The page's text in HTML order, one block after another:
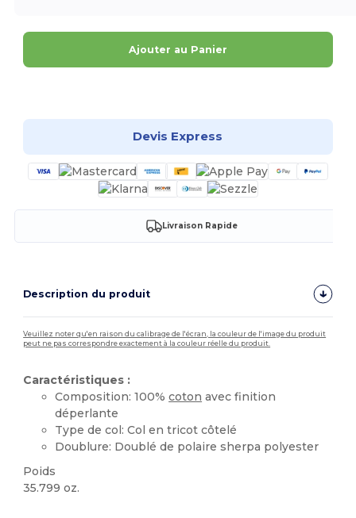
Ajouter au Panier
Devis Express
Livraison Rapide
Description du produit
Veuillez noter qu'en raison du calibrage de l'écran, la couleur de l'image du produit
peut ne pas correspondre exactement à la couleur réelle du produit.
Caractéristiques :
Composition: 100%coton avec finition
déperlante
Type de col: Col en tricot côtelé
Doublure: Doublé de polaire sherpa polyester
Poids
35.799 oz.